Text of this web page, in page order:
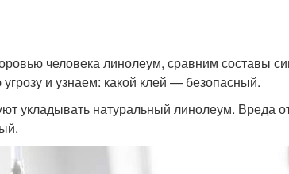
человека линолеум, сравним составы
и узнаем: какой клей — безопасный.
укладывать натуральный линолеум. Вреда